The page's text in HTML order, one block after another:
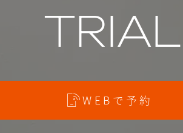
WEBで予約